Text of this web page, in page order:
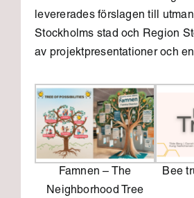
levererades förslagen till
Stockholms stad och Region
av projektpresentationer och
Famnen – The
Neighborhood Tree
Bee